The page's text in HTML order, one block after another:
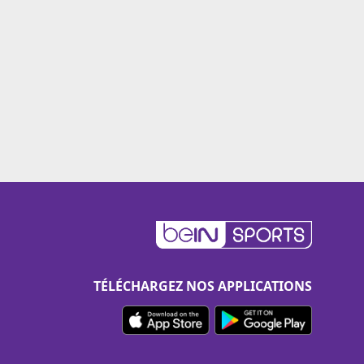
TÉLÉCHARGEZ NOS APPLICATIONS